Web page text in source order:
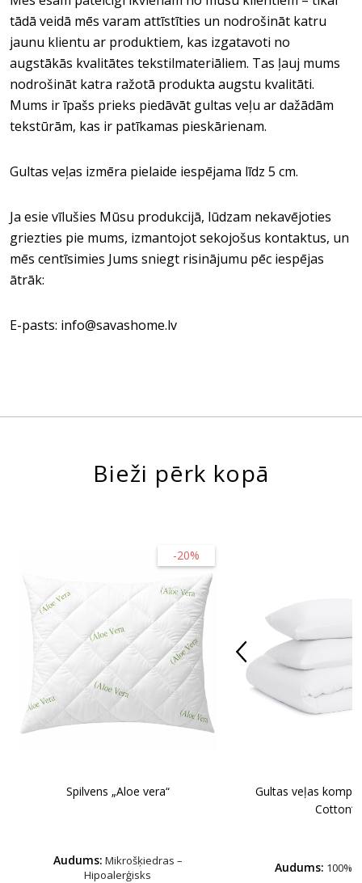
tādā veidā mēs varam attīstīties un nodrošināt katru
jaunu klientu ar produktiem, kas izgatavoti no
augstākās kvalitātes tekstilmateriāliem. Tas ļauj mums
nodrošināt katra ražotā produkta augstu kvalitāti.
Mums ir īpašs prieks piedāvāt gultas veļu ar dažādām
tekstūrām, kas ir patīkamas pieskārienam.
Gultas veļas izmēra pielaide iespējama līdz 5 cm.
Ja esie vīlušies Mūsu produkcijā, lūdzam nekavējoties
griezties pie mums, izmantojot sekojošus kontaktus, un
mēs centīsimies Jums sniegt risinājumu pēc iespējas
ātrāk:
E-pasts: info@savashome.lv
Bieži pērk kopā
-20%
Spilvens „Aloe vera“
Audums: Mikrošķiedras –
Hipoalerģisks
Gultas veļas
Cotton“
Audums: 100%